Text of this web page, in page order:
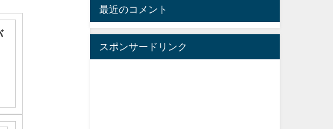
最近のコメント
スポンサードリンク